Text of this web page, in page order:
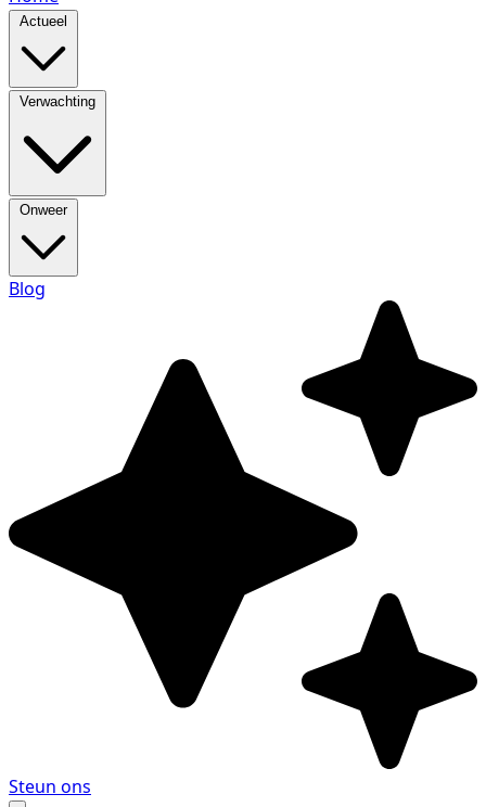
Actueel
Verwachting
Onweer
Blog
Steun ons